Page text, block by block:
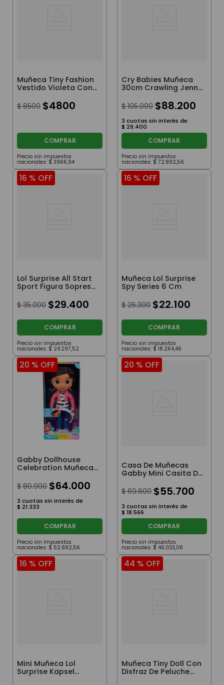
Muñeca Tiny Fashion
Vestido Violeta Con
$ 8500 $4800
COMPRAR
Precio sin impuestos
nacionales: $ 3966,94
Cry Babies Muñeca
30cm Crawling Jenna
$ 105.000 $88.200
3 cuotas sin interés de
$ 29.400
COMPRAR
Precio sin impuestos
nacionales: $ 72.892,56
16 % OFF
Lol Surprise All Start
Sport Figura Sopresa
$ 35.000 $29.400
COMPRAR
Precio sin impuestos
nacionales: $ 24.297,52
16 % OFF
Muñeca Lol Surprise
Spy Series 6 Cm
$ 26.300 $22.100
COMPRAR
Precio sin impuestos
nacionales: $ 18.264,46
20 % OFF
Gabby Dollhouse
Celebration Muñeca
$ 80.000 $64.000
3 cuotas sin interés de
$ 21.333
COMPRAR
Precio sin impuestos
nacionales: $ 52.892,56
20 % OFF
Casa De Muñecas
Gabby Mini Casita De
Juego Con
Accesorios
$ 69.600 $55.700
3 cuotas sin interés de
$ 18.566
COMPRAR
Precio sin impuestos
nacionales: $ 46.033,06
16 % OFF
Mini Muñeca Lol
Surprise Kapsel
44 % OFF
Muñeca Tiny Doll Con
Disfraz De Peluche